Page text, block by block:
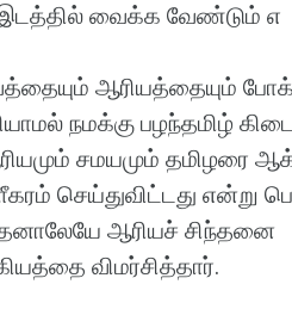
வைக்க வேண்டும் எ
ஆரியத்தையும்
நமக்கு பழந்தமிழ்
சமயமும் தமிழரை
செய்துவிட்டது என்று பெ
ஆரியச் சிந்தனை
விமர்சித்தார்.